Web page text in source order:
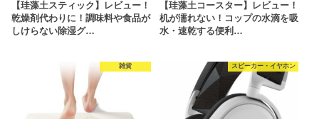
【珪藻土スティック】レビュー！
乾燥剤代わりに！調味料や食品が
しけらない除湿グ…
【珪藻土コースター】レビュー！
机が濡れない！コップの水滴を吸
水・速乾する便利…
雑貨 スピーカー・イヤホン